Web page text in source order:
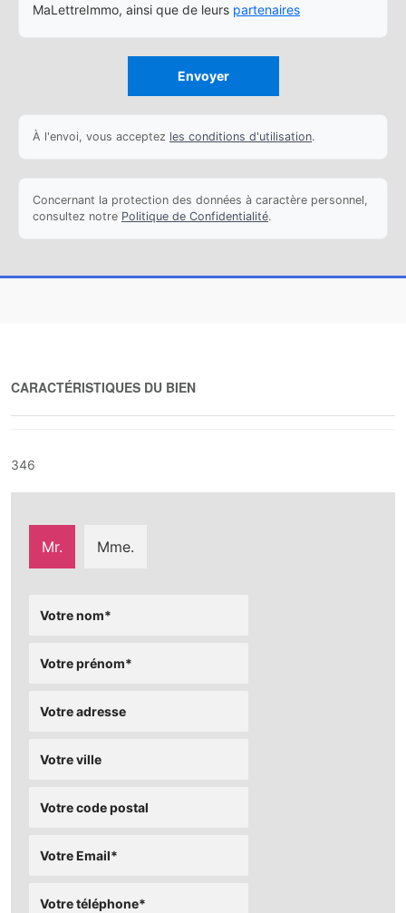
MaLettreImmo, ainsi que de leurs partenaires
Envoyer
À l'envoi, vous acceptez les conditions d'utilisation.
Concernant la protection des données à caractère personnel,
consultez notre Politique de Confidentialité.
CARACTÉRISTIQUES DU BIEN
346
Mr. Mme.